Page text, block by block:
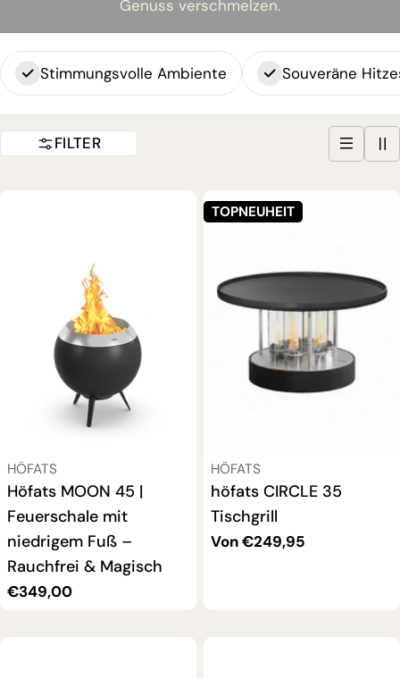
Genuss verschmelzen.
Stimmungsvolle Ambiente Souveräne
FILTER
VERKÄUFER:
HÖFATS
Höfats MOON 45 |
Feuerschale mit
niedrigem Fuß –
Rauchfrei & Magisch
Regulärer
€349,00
TOPNEUHEIT
VERKÄUFER:
HÖFATS
höfats CIRCLE 35
Tischgrill
Regulärer
Von €249,95